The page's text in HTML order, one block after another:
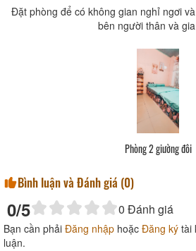
Đặt phòng để có không gian nghỉ ngơi
bên người thân và
Phòng 2 giường đôi
Bình luận và Đánh giá (0)
0/5 0 Đánh giá
Bạn cần phải Đăng nhập hoặc Đăng ký tài
luận.